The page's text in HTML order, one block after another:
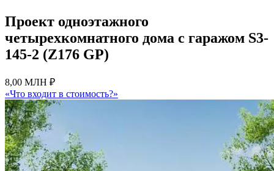
Проект одноэтажного
четырехкомнатного дома с гаражом S3-
145-2 (Z176 GP)
8,00 МЛН ₽
«Что входит в стоимость?»